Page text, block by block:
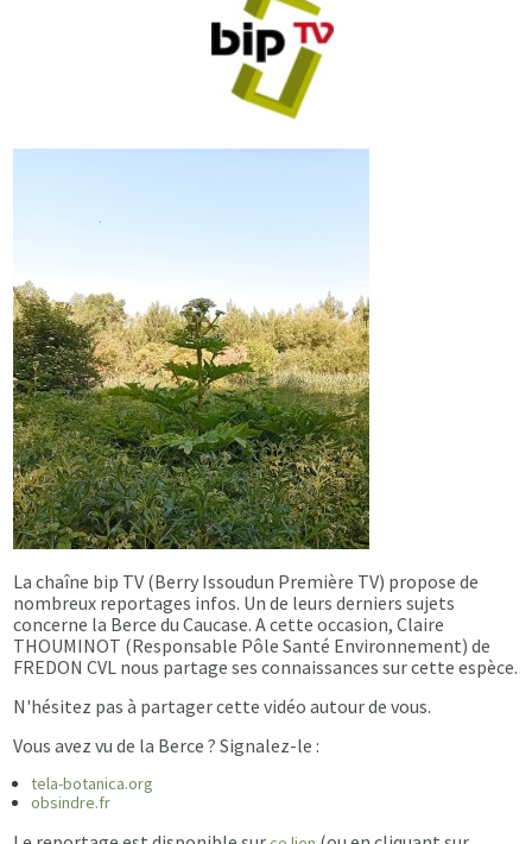
La chaîne bip TV (Berry Issoudun Première TV) propose de
nombreux reportages infos. Un de leurs derniers sujets
concerne la Berce du Caucase. A cette occasion, Claire
THOUMINOT (Responsable Pôle Santé Environnement) de
FREDON CVL nous partage ses connaissances sur cette espèce.
N'hésitez pas à partager cette vidéo autour de vous.
Vous avez vu de la Berce ? Signalez-le :
tela-botanica.org
obsindre.fr